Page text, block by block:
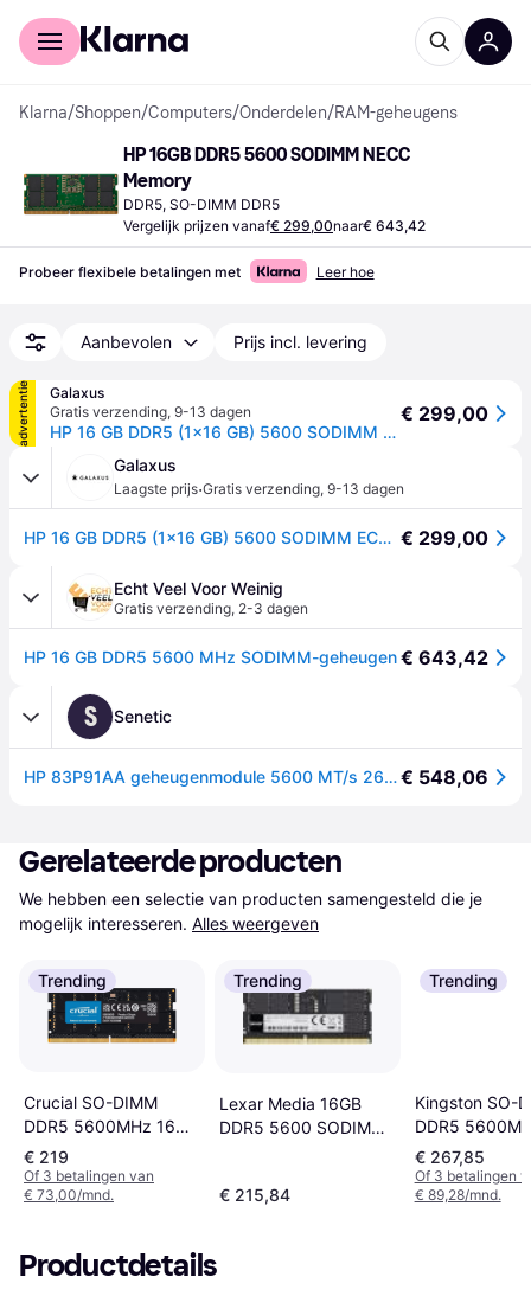
Voor shoppers
Klarna/Shoppen/Computers/Onderdelen/RAM-geheugens
HP 16GB DDR5 5600 SODIMM NECC
Memory
DDR5, SO-DIMM DDR5
Vergelijk prijzen vanaf€ 299,00naar€ 643,42
Probeer flexibele betalingen met Leer hoe
Aanbevolen Prijs incl. levering
advertentie
Galaxus
Gratis verzending, 9-13 dagen
HP 16 GB DDR5 (1x16 GB) 5600 SODIMM ECC-geheugen (1 x 16GB, 5600MHz, DDR5 RAM, SO-DIMM), RAM
€ 299,00
Galaxus
Laagste prijs·Gratis verzending, 9-13 dagen
HP 16 GB DDR5 (1x16 GB) 5600 SODIMM ECC-geheugen (1 x 16GB, 5600MHz, DDR5 RAM, SO-DIMM), RAM € 299,00
Echt Veel Voor Weinig
Gratis verzending, 2-3 dagen
HP 16 GB DDR5 5600 MHz SODIMM-geheugen€ 643,42
S Senetic
HP 83P91AA geheugenmodule 5600 MT/s 262-pin SO-DIMM 83P91AA€ 548,06
Gerelateerde producten
We hebben een selectie van producten samengesteld die je
mogelijk interesseren. Alles weergeven
Trending
Crucial SO-DIMM
DDR5 5600MHz 16GB
(CT16G56C46S5)
€ 219
Of 3 betalingen van
€ 73,00/mnd.
Trending
Lexar Media 16GB
DDR5 5600 SODIMM
€ 215,84
Trending
Kingston SO-
DDR5
(KCP556SS8-
€ 267,85
Of 3 betalingen
€ 89,28/mnd.
Productdetails